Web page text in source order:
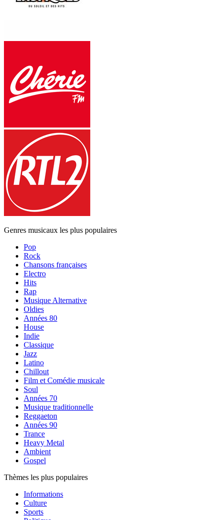
Genres musicaux les plus populaires
Pop
Rock
Chansons françaises
Electro
Hits
Rap
Musique Alternative
Oldies
Années 80
House
Indie
Classique
Jazz
Latino
Chillout
Film et Comédie musicale
Soul
Années 70
Musique traditionnelle
Reggaeton
Années 90
Trance
Heavy Metal
Ambient
Gospel
Thèmes les plus populaires
Informations
Culture
Sports